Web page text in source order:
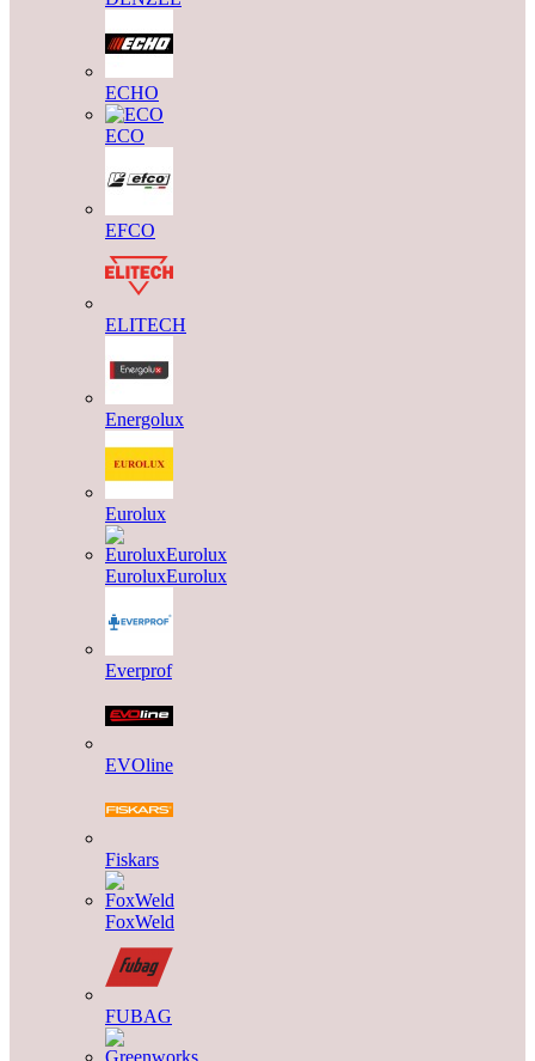
ECHO
ECO
EFCO
ELITECH
Energolux
Eurolux
EuroluxEurolux
Everprof
EVOline
Fiskars
FoxWeld
FUBAG